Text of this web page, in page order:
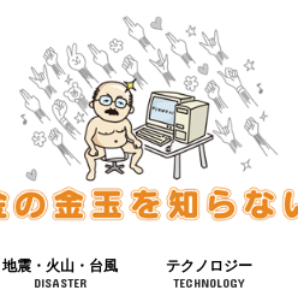
地震・火山・台風
DISASTER
テクノロジー
TECHNOLOGY